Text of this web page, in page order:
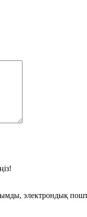
электрондық